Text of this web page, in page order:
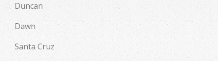
Duncan
Dawn
Santa Cruz